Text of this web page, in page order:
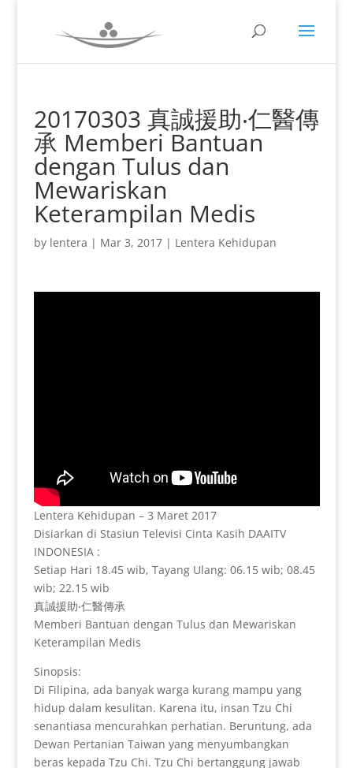
20170303 真誠援助‧仁醫傳
承 Memberi Bantuan
dengan Tulus dan
Mewariskan
Keterampilan Medis
by lentera | Mar 3, 2017| Lentera Kehidupan
Lentera Kehidupan – 3 Maret 2017
Disiarkan di Stasiun Televisi Cinta Kasih DAAITV
INDONESIA :
Setiap Hari 18.45 wib, Tayang Ulang: 06.15 wib; 08.45
wib; 22.15 wib
真誠援助‧仁醫傳承
Memberi Bantuan dengan Tulus dan Mewariskan
Keterampilan Medis
Sinopsis:
Di Filipina, ada banyak warga kurang mampu yang
hidup dalam kesulitan. Karena itu, insan Tzu Chi
senantiasa mencurahkan perhatian. Beruntung, ada
Dewan Pertanian Taiwan yang menyumbangkan
beras kepada Tzu Chi. Tzu Chi bertanggung jawab